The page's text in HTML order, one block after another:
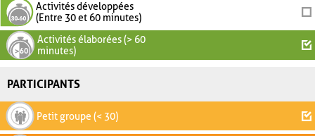
Activités développées
(Entre 30 et 60 minutes)
Activités élaborées (> 60
minutes)
PARTICIPANTS
Petit groupe (< 30)